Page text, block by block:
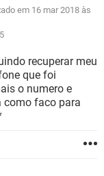
em 16 mar 2018 às
recuperar meu
que foi
o numero e
como faco para